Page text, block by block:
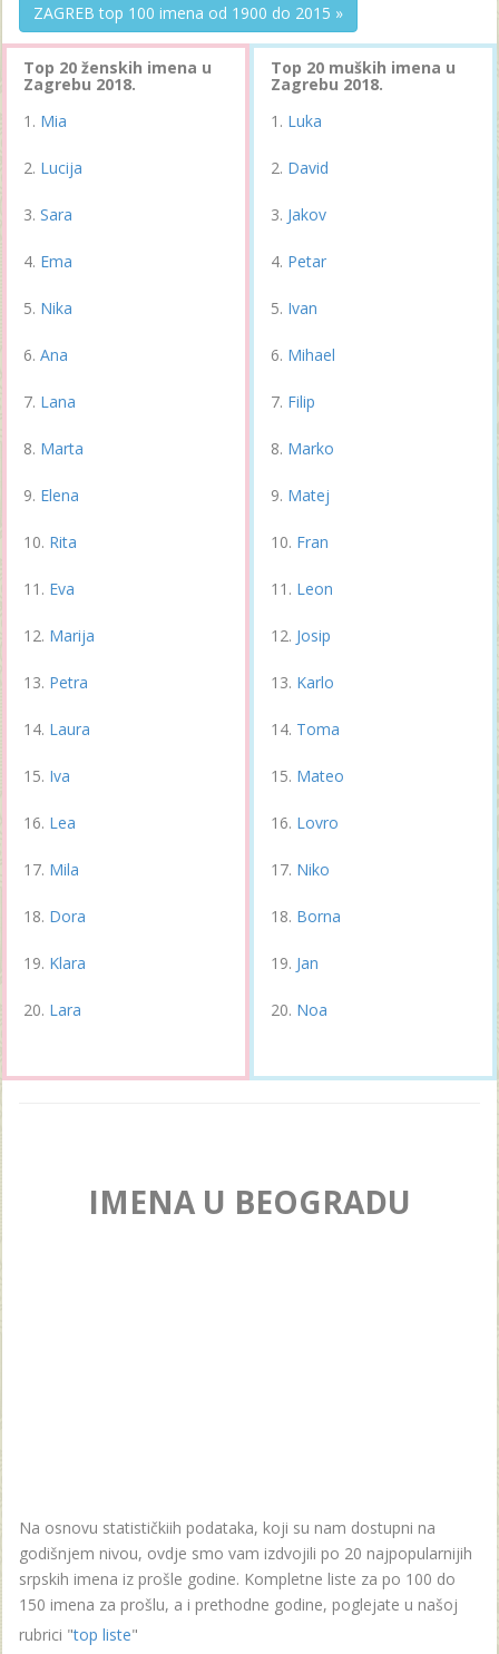
ZAGREB top 100 imena od 1900 do 2015 »
Top 20 ženskih imena u
Zagrebu 2018.
Mia
Lucija
Sara
Ema
Nika
Ana
Lana
Marta
Elena
Rita
Eva
Marija
Petra
Laura
Iva
Lea
Mila
Dora
Klara
Lara
Top 20 muških imena u
Zagrebu 2018.
Luka
David
Jakov
Petar
Ivan
Mihael
Filip
Marko
Matej
Fran
Leon
Josip
Karlo
Toma
Mateo
Lovro
Niko
Borna
Jan
Noa
IMENA U BEOGRADU
Na osnovu statističkiih podataka, koji su nam dostupni na
godišnjem nivou, ovdje smo vam izdvojili po 20 najpopularnijih
srpskih imena iz prošle godine. Kompletne liste za po 100 do
150 imena za prošlu, a i prethodne godine, poglejate u našoj
rubrici "top liste"